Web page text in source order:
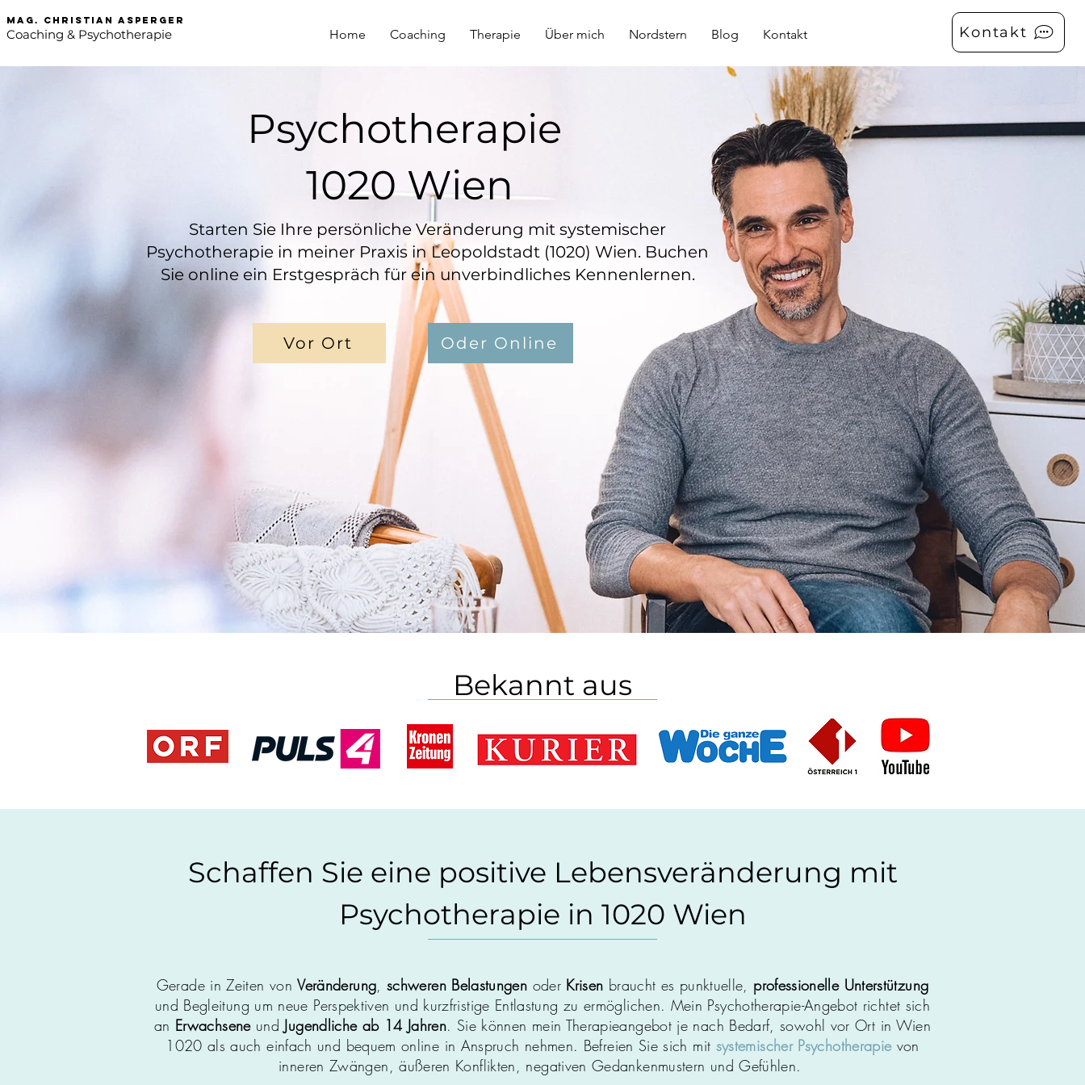
mag. Christian asperger
Coaching & Psychotherapie Home Coaching Therapie Über mich Nordstern Blog Kontakt Kontakt
Psychotherapie
1020 Wien
Starten Sie Ihre persönliche Veränderung mit systemischer
Psychotherapie in meiner Praxis in Leopoldstadt (1020) Wien. Buchen
Sie online ein Erstgespräch für ein unverbindliches Kennenlernen.
Vor Ort Oder Online
Bekannt aus
Schaffen Sie eine positive Lebensveränderung mit
Psychotherapie in 1020 Wien
Gerade in Zeiten vonVeränderung, schweren Belastungen oder Krisen braucht es punktuelle, professionelle Unterstützung
und Begleitung um neue Perspektiven und kurzfristige Entlastung zu ermöglichen. Mein Psychotherapie-Angebot richtet sich
an Erwachsene und Jugendliche ab 14 Jahren. Sie können mein Therapieangebot je nach Bedarf, sowohl vor Ort in Wien
1020 als auch einfach und bequem online in Anspruch nehmen. Befreien Sie sich mit systemischer Psychotherapievon
inneren Zwängen, äußeren Konflikten, negativen Gedankenmustern und Gefühlen.